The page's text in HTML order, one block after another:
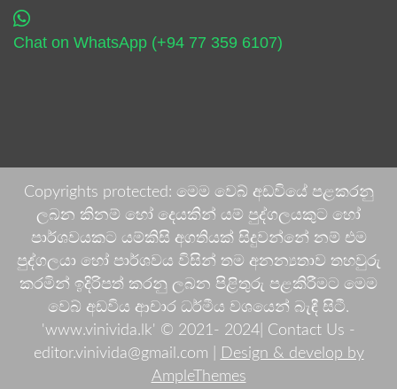
Chat on WhatsApp (+94 77 359 6107)
Copyrights protected: මෙම වෙබ් අඩවියේ පළකරනු
ලබන කිනම් හෝ දෙයකින් යම් පුද්ගලයකුට හෝ
පාර්ශවයකට යම්කිසි අගතියක් සිදුවන්නේ නම් එම
පුද්ගලයා හෝ පාර්ශවය විසින් තම අනන්‍යතාව තහවුරු
කරමින් ඉදිරිපත් කරනු ලබන පිළිතුරු පළකිරීමට මෙම
වෙබ් අඩවිය ආචාර ධර්මීය වශයෙන් බැඳී සිටී.
'www.vinivida.lk' © 2021- 2024| Contact Us -
editor.vinivida@gmail.com |
Design & develop by
AmpleThemes